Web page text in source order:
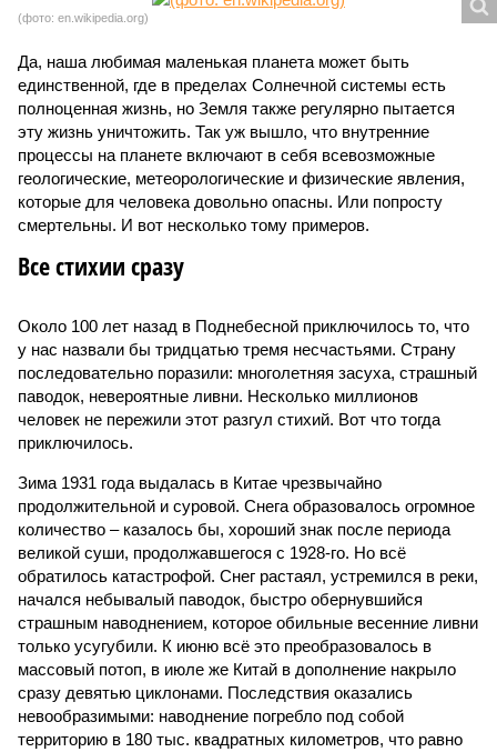
(фото: en.wikipedia.org)
Да, наша любимая маленькая планета может быть
единственной, где в пределах Солнечной системы есть
полноценная жизнь, но Земля также регулярно пытается
эту жизнь уничтожить. Так уж вышло, что внутренние
процессы на планете включают в себя всевозможные
геологические, метеорологические и физические явления,
которые для человека довольно опасны. Или попросту
смертельны. И вот несколько тому примеров.
Все стихии сразу
Около 100 лет назад в Поднебесной приключилось то, что
у нас назвали бы тридцатью тремя несчастьями. Страну
последовательно поразили: многолетняя засуха, страшный
паводок, невероятные ливни. Несколько миллионов
человек не пережили этот разгул стихий. Вот что тогда
приключилось.
Зима 1931 года выдалась в Китае чрезвычайно
продолжительной и суровой. Снега образовалось огромное
количество – казалось бы, хороший знак после периода
великой суши, продолжавшегося с 1928-го. Но всё
обратилось катастрофой. Снег растаял, устремился в реки,
начался небывалый паводок, быстро обернувшийся
страшным наводнением, которое обильные весенние ливни
только усугубили. К июню всё это преобразовалось в
массовый потоп, в июле же Китай в дополнение накрыло
сразу девятью циклонами. Последствия оказались
невообразимыми: наводнение погребло под собой
территорию в 180 тыс. квадратных километров, что равно